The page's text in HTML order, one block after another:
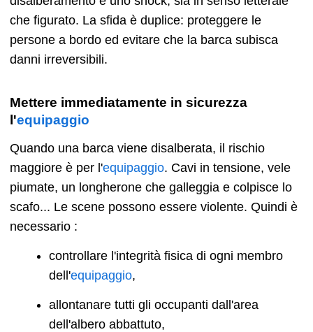
che figurato. La sfida è duplice: proteggere le
persone a bordo ed evitare che la barca subisca
danni irreversibili.
Mettere immediatamente in sicurezza
l'equipaggio
Quando una barca viene disalberata, il rischio
maggiore è per l'equipaggio. Cavi in tensione, vele
piumate, un longherone che galleggia e colpisce lo
scafo... Le scene possono essere violente. Quindi è
necessario :
controllare l'integrità fisica di ogni membro
dell'equipaggio,
allontanare tutti gli occupanti dall'area
dell'albero abbattuto,